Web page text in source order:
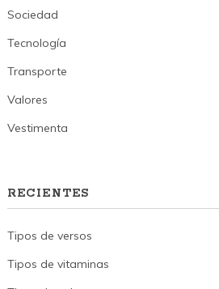
Sociedad
Tecnología
Transporte
Valores
Vestimenta
RECIENTES
Tipos de versos
Tipos de vitaminas